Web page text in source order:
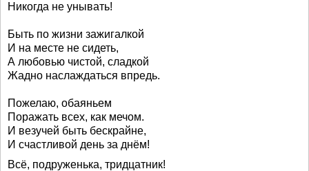
Никогда не унывать!
Быть по жизни зажигалкой
И на месте не сидеть,
А любовью чистой, сладкой
Жадно наслаждаться впредь.
Пожелаю, обаяньем
Поражать всех, как мечом.
И везучей быть бескрайне,
И счастливой день за днём!
Всё, подруженька, тридцатник!